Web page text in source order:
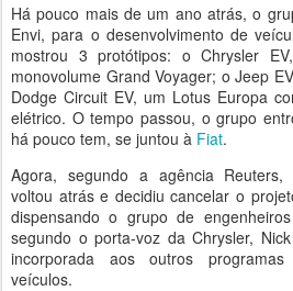
Há pouco mais de um ano atrás, o
Envi, para o desenvolvimento de
mostrou 3 protótipos: o Chrysler
monovolume Grand Voyager; o Jeep
Dodge Circuit EV, um Lotus Europa
elétrico. O tempo passou, o grupo
há pouco tem, se juntou à Fiat.
Agora, segundo a agência Reuters,
voltou atrás e decidiu cancelar o
dispensando o grupo de
segundo o porta-voz da Chrysler,
incorporada aos outros
veículos.